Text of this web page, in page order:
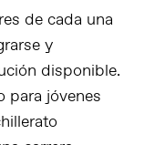
de cada una
y
disponible.
para jóvenes